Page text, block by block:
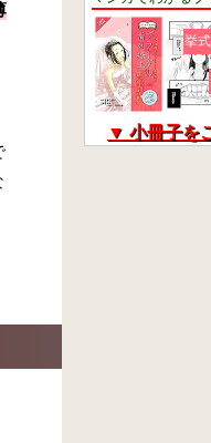
挙
▼ 小冊子を